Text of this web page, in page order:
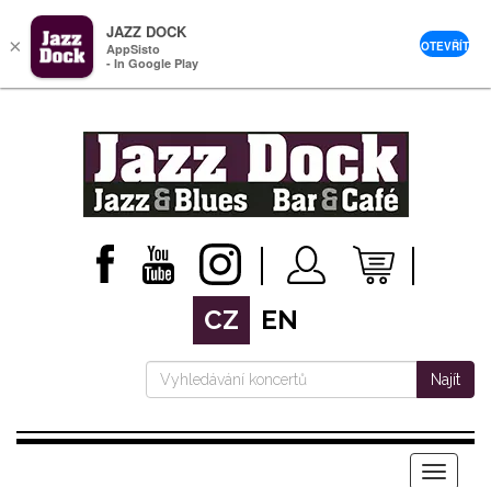
CZ EN
Najít
Menu
×
JAZZ DOCK
AppSisto
- In Google Play
OTEVŘÍT